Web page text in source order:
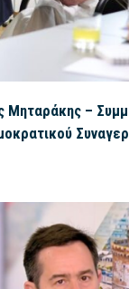
Μηταράκης –